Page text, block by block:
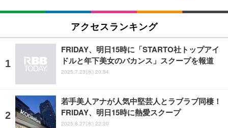
アクセスランキング
FRIDAY、明日15時に「STARTO社トップアイ
ドルと年下美女のバカンス」スクープを報道
2025.7.23(水) 20:54
若手美人アナが人気中堅芸人とラブラブ同棲！
FRIDAY、明日15時に熱愛スクープ
2025.8.27(水) 22:20